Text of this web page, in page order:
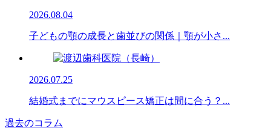
2026.08.04
子どもの顎の成長と歯並びの関係｜顎が小さ...
2026.07.25
結婚式までにマウスピース矯正は間に合う？...
過去のコラム